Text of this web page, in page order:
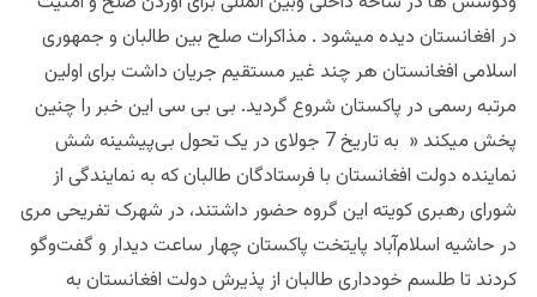
در افغانستان دیده میشود . مذاکرات صلح بین طالبان و جمهوری
اسلامی افغانستان هر چند غیر مستقیم جریان داشت برای اولین
مرتبه رسمی در پاکستان شروع گردید. بی بی سی این خبر را چنین
پخش میکند «
به تاریخ 7 جولای در یک تحول بی‌پیشینه شش
نماینده دولت افغانستان با فرستادگان طالبان که به نمایندگی از
شورای رهبری کویته این گروه حضور داشتند، در شهرک تفریحی مری
در حاشیه اسلام‌آباد پایتخت پاکستان چهار ساعت دیدار و گفت‌وگو
کردند تا طلسم خودداری طالبان از پذیرش دولت افغانستان به